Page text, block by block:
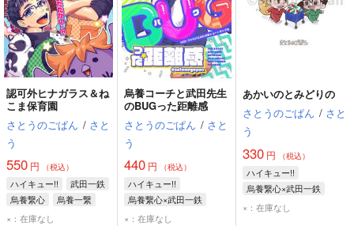
認可外ヒナガラス＆ね
こま保育園
さとうのごぱん / さと
う
550 円 （税込）
ハイキュー!!
武田一鉄
烏養繋心
烏養一繋
×：在庫なし
烏養コーチと武田先生
のBUGった距離感
さとうのごぱん / さと
う
440 円 （税込）
ハイキュー!!
烏養繋心×武田一鉄
武田一鉄
×：在庫なし
あかいのとみどりの
さとうのごぱん / さと
う
330円 （税込）
ハイキュー!!
烏養繋心×武田一鉄
烏養繋心
×：在庫なし